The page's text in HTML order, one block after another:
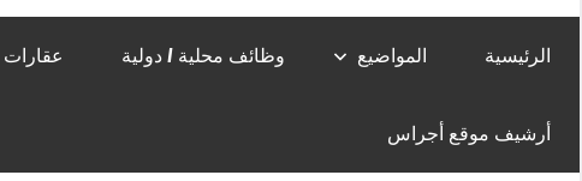
الرئيسية المواضيع وظائف محلية / دولية عقارات
أرشيف موقع أجراس